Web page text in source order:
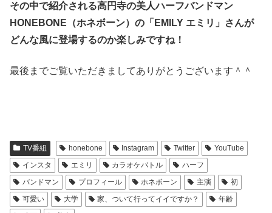
その中で紹介される高円寺の美人ハーフバンドマン
HONEBONE（ホネボーン）の「EMILY エミリ」さんが
どんな風に登場するのか楽しみですね！
最後までご覧いただきましてありがとうございます＾＾
TV番組 honebone Instagram Twitter
YouTube
インスタ
エミリ カラオケバトル
ハーフ
バンドマン
プロフィール ホネボーン 主演
初
可愛い
大学 家、ついて行ってイイですか？
年齢